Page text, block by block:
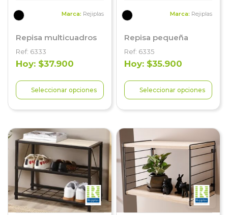
Marca: Rejiplas
Repisa multicuadros
Ref: 6333
Hoy: $37.900
Seleccionar opciones
Marca: Rejiplas
Repisa pequeña
Ref: 6335
Hoy: $35.900
Seleccionar opciones